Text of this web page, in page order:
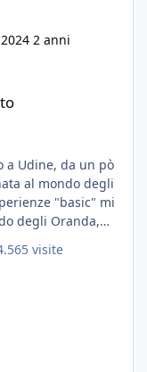
2 anni
a Udine, da un pò
al mondo degli
degli Oranda,
quanto riguarda
visite